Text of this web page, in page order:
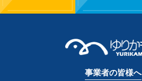
事業者の皆様へ